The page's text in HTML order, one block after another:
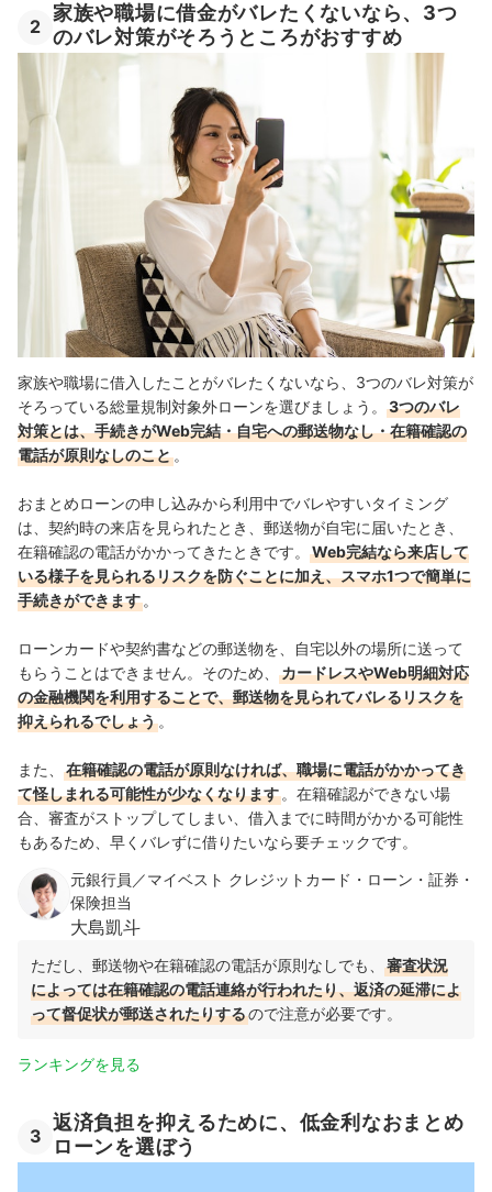
2
家族や職場に借金がバレたくないなら、3つ
のバレ対策がそろうところがおすすめ
家族や職場に借入したことがバレたくないなら、3つのバレ対策が
そろっている総量規制対象外ローンを選びましょう。
3つのバレ
対策とは、手続きがWeb完結・自宅への郵送物なし・在籍確認の
電話が原則なしのこと 。
おまとめローンの申し込みから利用中でバレやすいタイミング
は、契約時の来店を見られたとき、郵送物が自宅に届いたとき、
在籍確認の電話がかかってきたときです。
Web完結なら来店して
いる様子を見られるリスクを防ぐことに加え、スマホ1つで簡単に
手続きができます 。
ローンカードや契約書などの郵送物を、自宅以外の場所に送って
もらうことはできません。そのため、
カードレスやWeb明細対応
の金融機関を利用することで、郵送物を見られてバレるリスクを
抑えられるでしょう 。
また、
在籍確認の電話が原則なければ、職場に電話がかかってき
て怪しまれる可能性が少なくなります 。在籍確認ができない場
合、審査がストップしてしまい、借入までに時間がかかる可能性
もあるため、早くバレずに借りたいなら要チェックです。
元銀行員／マイベスト クレジットカード・ローン・証券・
保険担当
大島凱斗
ただし、郵送物や在籍確認の電話が原則なしでも、
審査状況
によっては在籍確認の電話連絡が行われたり、返済の延滞によ
って督促状が郵送されたりするので注意が必要です。
ランキングを見る
3
返済負担を抑えるために、低金利なおまとめ
ローンを選ぼう